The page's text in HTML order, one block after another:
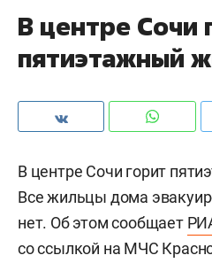
В центре Сочи
пятиэтажный
В центре Сочи горит
Все жильцы дома
нет. Об этом сообщает
со ссылкой на МЧС